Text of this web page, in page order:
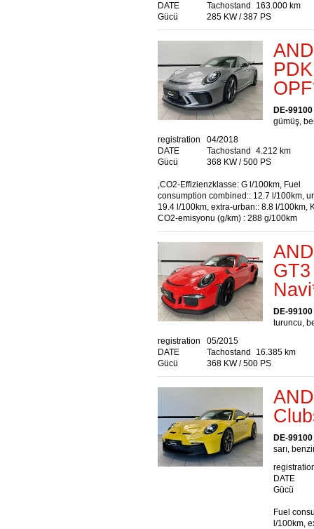
DATE
Tachostand
163.000 km
Gücü
285 KW / 387 PS
DE-
gümüş,
registration
DATE
04/2018
Tachostand
4.212 km
Gücü
368 KW / 500 PS
,CO2-Effizienzklasse: G l/100km, Fuel
consumption combined:: 12.7 l/100km,
19.4 l/100km, extra-urban:: 8.8 l/100km,
CO2-emisyonu (g/km) : 288 g/100km
DE-
turuncu,
registration
DATE
05/2015
Tachostand
16.385 km
Gücü
368 KW / 500 PS
DE-
sarı,
DATE
Gücü
Fuel
l/100km,